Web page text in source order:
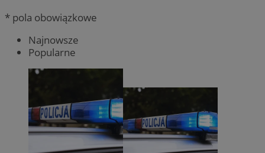
* pola obowiązkowe
Najnowsze
Popularne